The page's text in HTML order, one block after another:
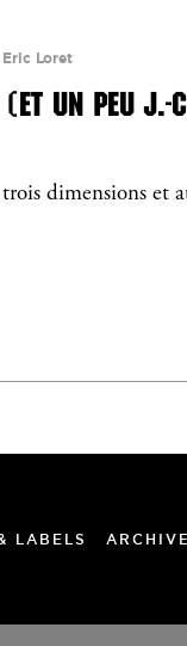
Eric Loret
(ET UN PEU
dimensions et
LABELS